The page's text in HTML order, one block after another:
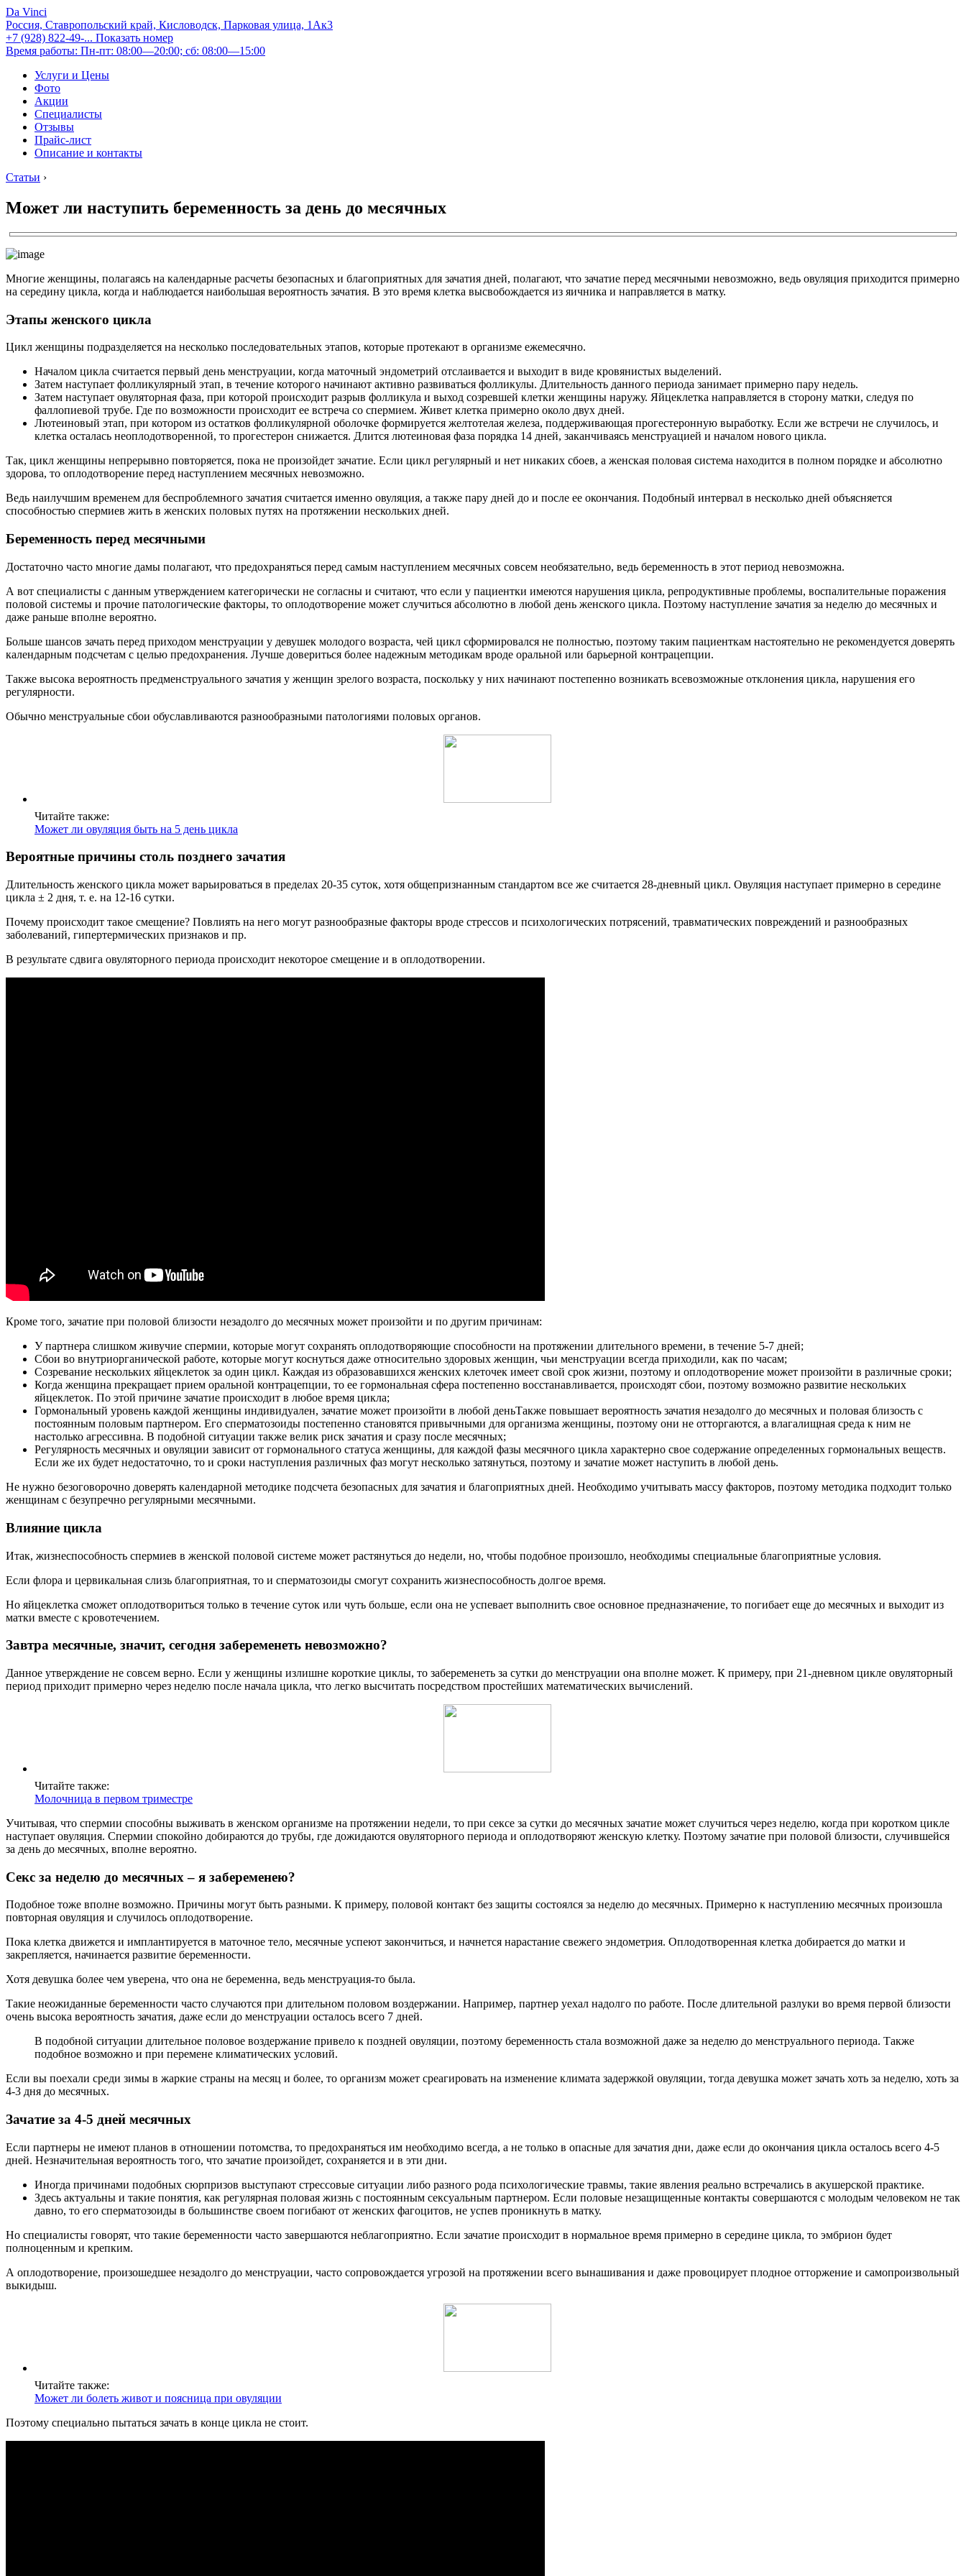
Da Vinci
Россия, Ставропольский край, Кисловодск, Парковая улица, 1Ак3
+7 (928) 822-49-... Показать номер
Время работы: Пн-пт: 08:00—20:00; сб: 08:00—15:00
Услуги и Цены
Фото
Акции
Специалисты
Отзывы
Прайс-лист
Описание и контакты
Статьи ›
Может ли наступить беременность за день до месячных
Многие женщины, полагаясь на календарные расчеты безопасных и благоприятных для зачатия дней, полагают, что зачатие перед месячными невозможно, ведь овуляция приходится примерно
на середину цикла, когда и наблюдается наибольшая вероятность зачатия. В это время клетка высвобождается из яичника и направляется в матку.
Этапы женского цикла
Цикл женщины подразделяется на несколько последовательных этапов, которые протекают в организме ежемесячно.
Началом цикла считается первый день менструации, когда маточный эндометрий отслаивается и выходит в виде кровянистых выделений.
Затем наступает фолликулярный этап, в течение которого начинают активно развиваться фолликулы. Длительность данного периода занимает примерно пару недель.
Затем наступает овуляторная фаза, при которой происходит разрыв фолликула и выход созревшей клетки женщины наружу. Яйцеклетка направляется в сторону матки, следуя по
фаллопиевой трубе. Где по возможности происходит ее встреча со спермием. Живет клетка примерно около двух дней.
Лютеиновый этап, при котором из остатков фолликулярной оболочке формируется желтотелая железа, поддерживающая прогестеронную выработку. Если же встречи не случилось, и
клетка осталась неоплодотворенной, то прогестерон снижается. Длится лютеиновая фаза порядка 14 дней, заканчиваясь менструацией и началом нового цикла.
Так, цикл женщины непрерывно повторяется, пока не произойдет зачатие. Если цикл регулярный и нет никаких сбоев, а женская половая система находится в полном порядке и абсолютно
здорова, то оплодотворение перед наступлением месячных невозможно.
Ведь наилучшим временем для беспроблемного зачатия считается именно овуляция, а также пару дней до и после ее окончания. Подобный интервал в несколько дней объясняется
способностью спермиев жить в женских половых путях на протяжении нескольких дней.
Беременность перед месячными
Достаточно часто многие дамы полагают, что предохраняться перед самым наступлением месячных совсем необязательно, ведь беременность в этот период невозможна.
А вот специалисты с данным утверждением категорически не согласны и считают, что если у пациентки имеются нарушения цикла, репродуктивные проблемы, воспалительные поражения
половой системы и прочие патологические факторы, то оплодотворение может случиться абсолютно в любой день женского цикла. Поэтому наступление зачатия за неделю до месячных и
даже раньше вполне вероятно.
Больше шансов зачать перед приходом менструации у девушек молодого возраста, чей цикл сформировался не полностью, поэтому таким пациенткам настоятельно не рекомендуется доверять
календарным подсчетам с целью предохранения. Лучше довериться более надежным методикам вроде оральной или барьерной контрацепции.
Также высока вероятность предменструального зачатия у женщин зрелого возраста, поскольку у них начинают постепенно возникать всевозможные отклонения цикла, нарушения его
регулярности.
Обычно менструальные сбои обуславливаются разнообразными патологиями половых органов.
Читайте также:
Может ли овуляция быть на 5 день цикла
Вероятные причины столь позднего зачатия
Длительность женского цикла может варьироваться в пределах 20-35 суток, хотя общепризнанным стандартом все же считается 28-дневный цикл. Овуляция наступает примерно в середине
цикла ± 2 дня, т. е. на 12-16 сутки.
Почему происходит такое смещение? Повлиять на него могут разнообразные факторы вроде стрессов и психологических потрясений, травматических повреждений и разнообразных
заболеваний, гипертермических признаков и пр.
В результате сдвига овуляторного периода происходит некоторое смещение и в оплодотворении.
Кроме того, зачатие при половой близости незадолго до месячных может произойти и по другим причинам:
У партнера слишком живучие спермии, которые могут сохранять оплодотворяющие способности на протяжении длительного времени, в течение 5-7 дней;
Сбои во внутриорганической работе, которые могут коснуться даже относительно здоровых женщин, чьи менструации всегда приходили, как по часам;
Созревание нескольких яйцеклеток за один цикл. Каждая из образовавшихся женских клеточек имеет свой срок жизни, поэтому и оплодотворение может произойти в различные сроки;
Когда женщина прекращает прием оральной контрацепции, то ее гормональная сфера постепенно восстанавливается, происходят сбои, поэтому возможно развитие нескольких
яйцеклеток. По этой причине зачатие происходит в любое время цикла;
Гормональный уровень каждой женщины индивидуален, зачатие может произойти в любой деньТакже повышает вероятность зачатия незадолго до месячных и половая близость с
постоянным половым партнером. Его сперматозоиды постепенно становятся привычными для организма женщины, поэтому они не отторгаются, а влагалищная среда к ним не
настолько агрессивна. В подобной ситуации также велик риск зачатия и сразу после месячных;
Регулярность месячных и овуляции зависит от гормонального статуса женщины, для каждой фазы месячного цикла характерно свое содержание определенных гормональных веществ.
Если же их будет недостаточно, то и сроки наступления различных фаз могут несколько затянуться, поэтому и зачатие может наступить в любой день.
Не нужно безоговорочно доверять календарной методике подсчета безопасных для зачатия и благоприятных дней. Необходимо учитывать массу факторов, поэтому методика подходит только
женщинам с безупречно регулярными месячными.
Влияние цикла
Итак, жизнеспособность спермиев в женской половой системе может растянуться до недели, но, чтобы подобное произошло, необходимы специальные благоприятные условия.
Если флора и цервикальная слизь благоприятная, то и сперматозоиды смогут сохранить жизнеспособность долгое время.
Но яйцеклетка сможет оплодотвориться только в течение суток или чуть больше, если она не успевает выполнить свое основное предназначение, то погибает еще до месячных и выходит из
матки вместе с кровотечением.
Завтра месячные, значит, сегодня забеременеть невозможно?
Данное утверждение не совсем верно. Если у женщины излишне короткие циклы, то забеременеть за сутки до менструации она вполне может. К примеру, при 21-дневном цикле овуляторный
период приходит примерно через неделю после начала цикла, что легко высчитать посредством простейших математических вычислений.
Читайте также:
Молочница в первом триместре
Учитывая, что спермии способны выживать в женском организме на протяжении недели, то при сексе за сутки до месячных зачатие может случиться через неделю, когда при коротком цикле
наступает овуляция. Спермии спокойно добираются до трубы, где дожидаются овуляторного периода и оплодотворяют женскую клетку. Поэтому зачатие при половой близости, случившейся
за день до месячных, вполне вероятно.
Секс за неделю до месячных – я забеременею?
Подобное тоже вполне возможно. Причины могут быть разными. К примеру, половой контакт без защиты состоялся за неделю до месячных. Примерно к наступлению месячных произошла
повторная овуляция и случилось оплодотворение.
Пока клетка движется и имплантируется в маточное тело, месячные успеют закончиться, и начнется нарастание свежего эндометрия. Оплодотворенная клетка добирается до матки и
закрепляется, начинается развитие беременности.
Хотя девушка более чем уверена, что она не беременна, ведь менструация-то была.
Такие неожиданные беременности часто случаются при длительном половом воздержании. Например, партнер уехал надолго по работе. После длительной разлуки во время первой близости
очень высока вероятность зачатия, даже если до менструации осталось всего 7 дней.
В подобной ситуации длительное половое воздержание привело к поздней овуляции, поэтому беременность стала возможной даже за неделю до менструального периода. Также
подобное возможно и при перемене климатических условий.
Если вы поехали среди зимы в жаркие страны на месяц и более, то организм может среагировать на изменение климата задержкой овуляции, тогда девушка может зачать хоть за неделю, хоть за
4-3 дня до месячных.
Зачатие за 4-5 дней месячных
Если партнеры не имеют планов в отношении потомства, то предохраняться им необходимо всегда, а не только в опасные для зачатия дни, даже если до окончания цикла осталось всего 4-5
дней. Незначительная вероятность того, что зачатие произойдет, сохраняется и в эти дни.
Иногда причинами подобных сюрпризов выступают стрессовые ситуации либо разного рода психологические травмы, такие явления реально встречались в акушерской практике.
Здесь актуальны и такие понятия, как регулярная половая жизнь с постоянным сексуальным партнером. Если половые незащищенные контакты совершаются с молодым человеком не так
давно, то его сперматозоиды в большинстве своем погибают от женских фагоцитов, не успев проникнуть в матку.
Но специалисты говорят, что такие беременности часто завершаются неблагоприятно. Если зачатие происходит в нормальное время примерно в середине цикла, то эмбрион будет
полноценным и крепким.
А оплодотворение, произошедшее незадолго до менструации, часто сопровождается угрозой на протяжении всего вынашивания и даже провоцирует плодное отторжение и самопроизвольный
выкидыш.
Читайте также:
Может ли болеть живот и поясница при овуляции
Поэтому специально пытаться зачать в конце цикла не стоит.